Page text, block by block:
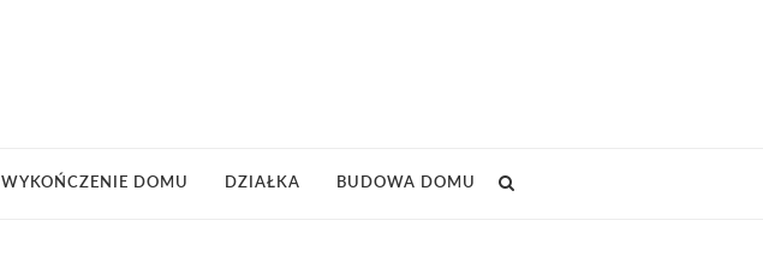
WYKOŃCZENIE DOMU DZIAŁKA BUDOWA DOMU